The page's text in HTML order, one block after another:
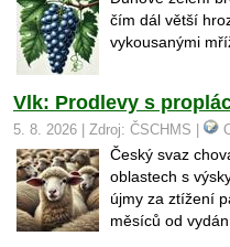
čím dál větší
vykousanými
Vlk: Prodlevy s
5. 8. 2026 | Zdroj: ČSCHMS |
Český svaz
oblastech s
újmy za ztížení
měsíců od